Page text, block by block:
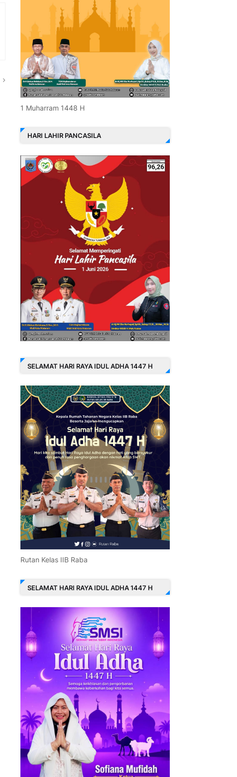
1 Muharram 1448 H
HARI LAHIR PANCASILA
SELAMAT HARI RAYA IDUL ADHA 1447 H
Rutan Kelas IIB Raba
SELAMAT HARI RAYA IDUL ADHA 1447 H